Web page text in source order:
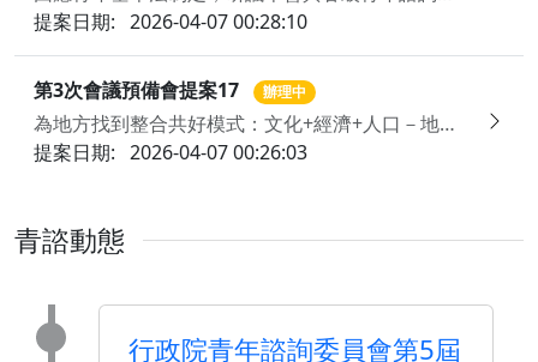
提案日期: 2026-04-07 00:28:10
第3次會議預備會提案17 辦理中
為地方找到整合共好模式：文化+經濟+人口－地方創生文化傳承制度整合模型
提案日期: 2026-04-07 00:26:03
青諮動態
行政院青年諮詢委員會第5屆